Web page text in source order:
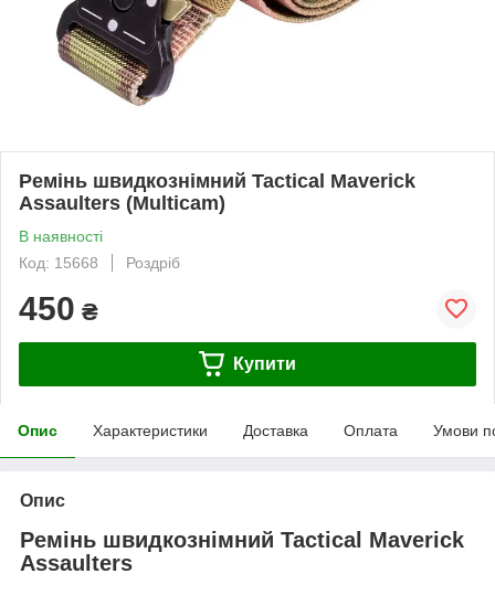
Ремінь швидкознімний Tactical Maverick
Assaulters (Multiсam)
В наявності
Код: 15668
Роздріб
450 ₴
Купити
Опис Характеристики Доставка Оплата Умови
Опис
Ремінь швидкознімний Tactical Maverick
Assaulters